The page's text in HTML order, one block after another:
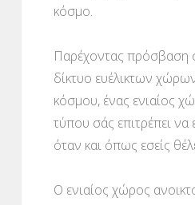
κόσμο.
Παρέχοντας πρόσβαση
δίκτυο ευέλικτων
κόσμου, ένας ενιαίος
τύπου σάς επιτρέπει να
όταν και όπως εσείς
Ο ενιαίος χώρος